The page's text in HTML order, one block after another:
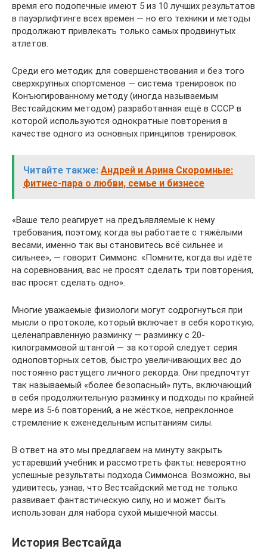
время его подопечные имеют 5 из 10 лучших результатов
в пауэрлифтинге всех времен — но его техники и методы
продолжают привлекать только самых продвинутых
атлетов.
Среди его методик для совершенствования и без того
сверхкрупных спортсменов — система тренировок по
Конъюгированному методу (иногда называемым
Вестсайдским методом) разработанная ещё в СССР в
которой используются однократные повторения в
качестве одного из основных принципов тренировок.
Читайте также: Андрей и Арина Скоромные:
фитнес-пара о любви, семье и бизнесе
«Ваше тело реагирует на предъявляемые к нему
требования, поэтому, когда вы работаете с тяжёлыми
весами, именно так вы становитесь всё сильнее и
сильнее», — говорит Симмонс. «Помните, когда вы идёте
на соревнования, вас не просят сделать три повторения,
вас просят сделать одно».
Многие уважаемые физиологи могут содрогнуться при
мысли о протоколе, который включает в себя короткую,
целенаправленную разминку — разминку с 20-
килограммовой штангой — за которой следует серия
одноповторных сетов, быстро увеличивающих вес до
постоянно растущего личного рекорда. Они предпочтут
так называемый «более безопасный» путь, включающий
в себя продолжительную разминку и подходы по крайней
мере из 5-6 повторений, а не жёсткое, непреклонное
стремление к еженедельным испытаниям силы.
В ответ на это мы предлагаем на минуту закрыть
устаревший учебник и рассмотреть факты: невероятно
успешные результаты подхода Симмонса. Возможно, вы
удивитесь, узнав, что Вестсайдский метод не только
развивает фантастическую силу, но и может быть
использован для набора сухой мышечной массы.
История Вестсайда